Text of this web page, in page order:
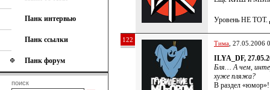
Панк интервью
Панк ссылки
Панк форум
поиск
Уровень НЕ ТОТ.
122 Тима , 27.05.2006
ILYA_DF,
Бля… А чем,
хуже пляжа?
В раздел «юмор»!